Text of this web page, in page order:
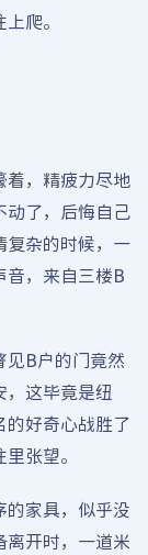
爬。
，精疲力尽地
动了，后悔自己
复杂的时候，一
音，来自三楼B
B户的门竟然
这毕竟是纽
好奇心战胜了
张望。
家具，似乎没
开时，一道米